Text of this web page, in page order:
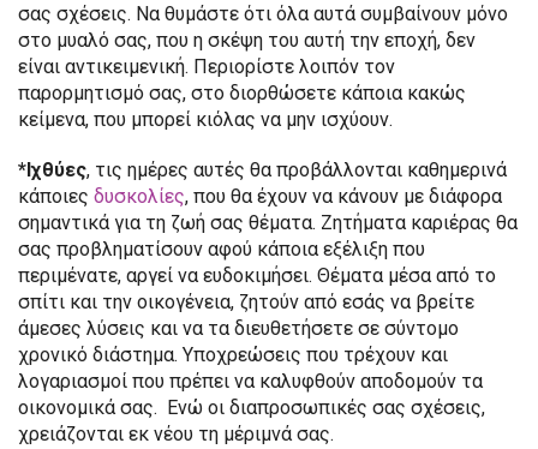
σας σχέσεις. Να θυμάστε ότι όλα αυτά συμβαίνουν μόνο
στο μυαλό σας, που η σκέψη του αυτή την εποχή, δεν
είναι αντικειμενική. Περιορίστε λοιπόν τον
παρορμητισμό σας, στο διορθώσετε κάποια κακώς
κείμενα, που μπορεί κιόλας να μην ισχύουν.
*Ιχθύες, τις ημέρες αυτές θα προβάλλονται καθημερινά
κάποιες δυσκολίες, που θα έχουν να κάνουν με διάφορα
σημαντικά για τη ζωή σας θέματα. Ζητήματα καριέρας θα
σας προβληματίσουν αφού κάποια εξέλιξη που
περιμένατε, αργεί να ευδοκιμήσει. Θέματα μέσα από το
σπίτι και την οικογένεια, ζητούν από εσάς να βρείτε
άμεσες λύσεις και να τα διευθετήσετε σε σύντομο
χρονικό διάστημα. Υποχρεώσεις που τρέχουν και
λογαριασμοί που πρέπει να καλυφθούν αποδομούν τα
οικονομικά σας. Ενώ οι διαπροσωπικές σας σχέσεις,
χρειάζονται εκ νέου τη μέριμνά σας.